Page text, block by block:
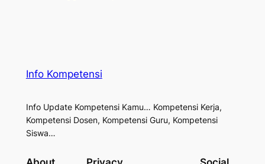
Info Kompetensi
Info Update Kompetensi Kamu… Kompetensi Kerja,
Kompetensi Dosen, Kompetensi Guru, Kompetensi
Siswa…